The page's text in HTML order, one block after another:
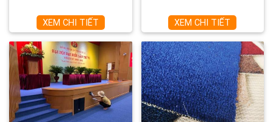
XEM CHI TIẾT XEM CHI TIẾT